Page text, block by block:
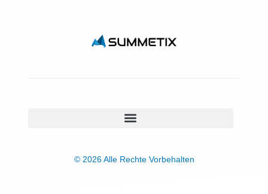
© 2026 Alle Rechte Vorbehalten